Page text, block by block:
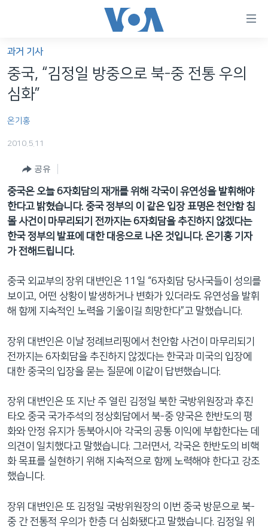
가
능
링
인
츠
로
이
동
메
네
게
션
으
로
동
검
색
으
로
이
세계
라디오
프로그램
주파수 안내
언어 선택
과거 기사
중국, “김정일 방중으로 북-중 전통 우의
심화”
온기홍
2010.5.11
공유
중국은 오늘 6자회담의 재개를 위해 각국이 유연성을 발휘해야
한다고 밝혔습니다. 중국 정부의 이 같은 입장 표명은 천안함 침
몰 사건이 마무리되기 전까지는 6자회담을 추진하지 않겠다는
한국 정부의 발표에 대한 대응으로 나온 것입니다. 온기홍 기자
가 전해드립니다.
중국 외교부의 장위 대변인은 11일 “6자회담 당사국들이 성의를
보이고, 어떤 상황이 발생하거나 변화가 있더라도 유연성을 발휘
해 함께 지속적인 노력을 기울이길 희망한다”고 말했습니다.
장위 대변인은 이날 정례브리핑에서 천안함 사건이 마무리되기
전까지는 6자회담을 추진하지 않겠다는 한국과 미국의 입장에
대한 중국의 입장을 묻는 질문에 이같이 답변했습니다.
장위 대변인은 또 지난 주 열린 김정일 북한 국방위원장과 후진
타오 중국 국가주석의 정상회담에서 북-중 양국은 한반도의 평
화와 안정 유지가 동북아시아 각국의 공통 이익에 부합한다는 데
의견이 일치했다고 말했습니다. 그러면서, 각국은 한반도의 비핵
화 목표를 실현하기 위해 지속적으로 함께 노력해야 한다고 강조
했습니다.
장위 대변인은 또 김정일 국방위원장의 이번 중국 방문으로 북-
중 간 전통적 우의가 한층 더 심화됐다고 말했습니다. 김정일 위